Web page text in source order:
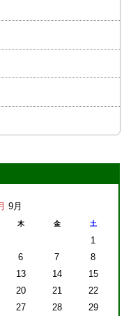
9月
木 金 土
1
6 7
8
13 14
15
20 21
22
27 28
29